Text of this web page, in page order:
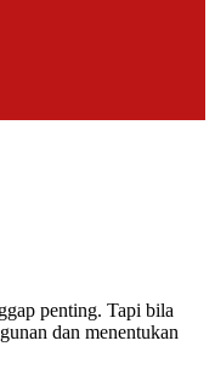
penting. Tapi bila
dan menentukan